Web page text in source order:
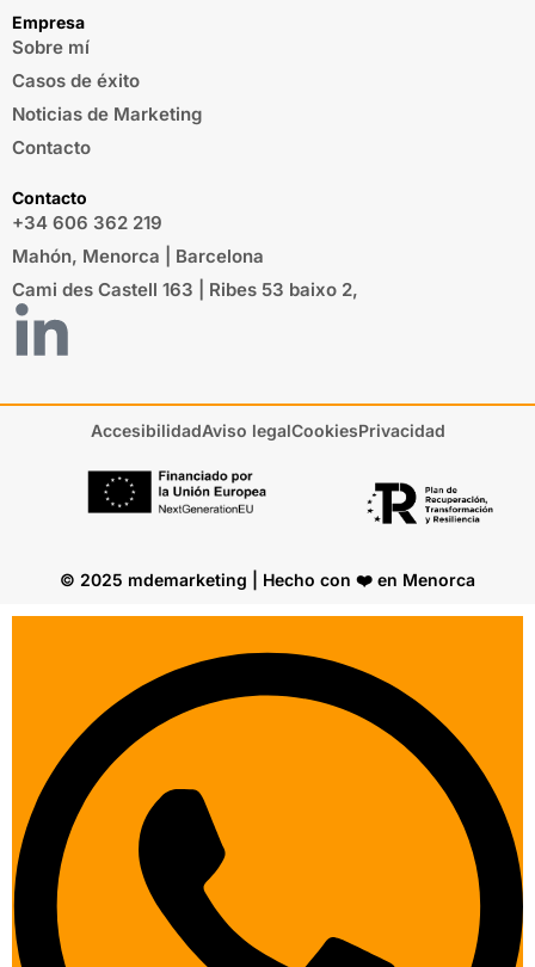
Empresa
Sobre mí
Casos de éxito
Noticias de Marketing
Contacto
Contacto
+34 606 362 219
Mahón, Menorca | Barcelona
Cami des Castell 163 | Ribes 53 baixo 2,
© 2025 mdemarketing | Hecho con ❤️ en Menorca
AccesibilidadAviso legalCookiesPrivacidad